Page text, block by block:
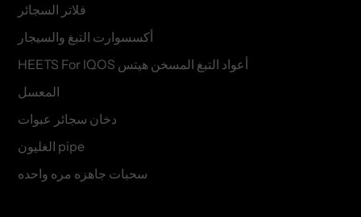
فلاتر السجائر
أكسسوارت التبغ والسيجار
HEETS For IQOS أعواد التبغ المسخن هيتس
المعسل
دخان سجائر عبوات
الغليون pipe
سحبات جاهزه مره واحده